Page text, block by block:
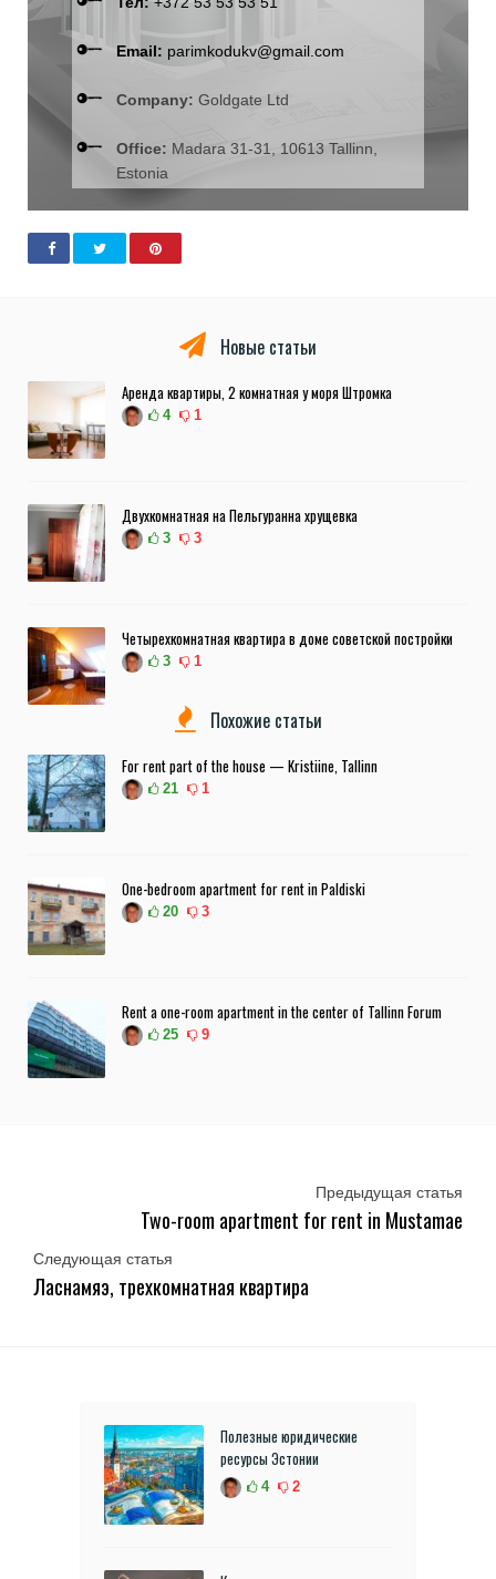
Email: parimkodukv@gmail.com
Company: Goldgate Ltd
Office: Madara 31-31, 10613 Tallinn,
Estonia
Новые статьи
Аренда квартиры, 2 комнатная у моря Штромка
4 1
Двухкомнатная на Пельгуранна хрущевка
3 3
Четырехкомнатная квартира в доме советской постройки
3 1
Похожие статьи
For rent part of the house — Kristiine, Tallinn
21 1
One-bedroom apartment for rent in Paldiski
20 3
Rent a one-room apartment in the center of Tallinn Forum
25 9
Предыдущая статья
Two-room apartment for rent in Mustamae
Следующая статья
Ласнамяэ, трехкомнатная квартира
Полезные юридические
ресурсы Эстонии
4 2